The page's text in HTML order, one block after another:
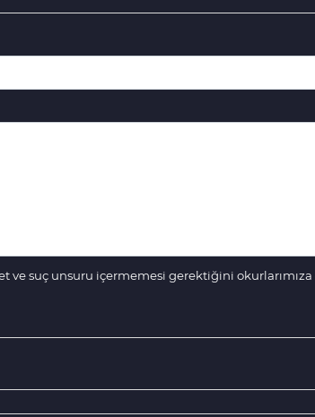
ve suç unsuru içermemesi gerektiğini okurlarımıza